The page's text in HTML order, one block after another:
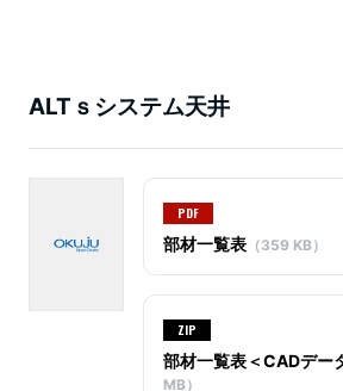
ALTｓシステム天井
PDF
部材一覧表 （359 KB）
ZIP
部材一覧表＜CADデー
MB）